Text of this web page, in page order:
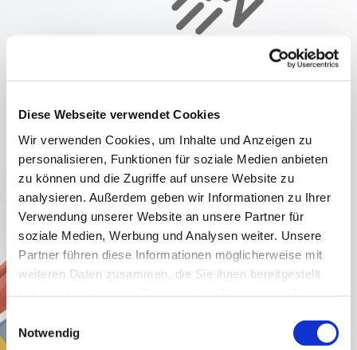
Diese Webseite verwendet Cookies
Wir verwenden Cookies, um Inhalte und Anzeigen zu
personalisieren, Funktionen für soziale Medien anbieten
zu können und die Zugriffe auf unsere Website zu
analysieren. Außerdem geben wir Informationen zu Ihrer
Verwendung unserer Website an unsere Partner für
soziale Medien, Werbung und Analysen weiter. Unsere
Partner führen diese Informationen möglicherweise mit
weiteren Daten zusammen, die Sie ihnen bereitgestellt
Einwilligungsauswahl
Notwendig
Starte mit uns
digitaldurch!
NimmKontaktmit uns auf!